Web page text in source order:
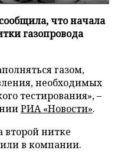
что начала
газопровода
газом,
необходимых
тестирования», –
РИА «Новости».
второй нитке
в компании.